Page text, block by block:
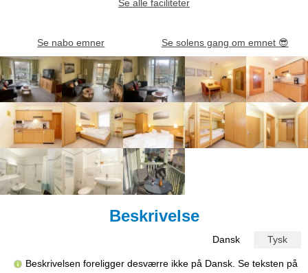
Se alle faciliteter
Se nabo emner Se solens gang om emnet 😎
Beskrivelse
Dansk Tysk
Beskrivelsen foreligger desværre ikke på Dansk. Se teksten på